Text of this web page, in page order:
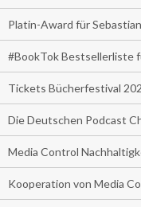
Platin-Award für
#BookTok Bestsellerliste
Tickets Bücherfestival
Die Deutschen Podcast
Media Control
Kooperation von Media